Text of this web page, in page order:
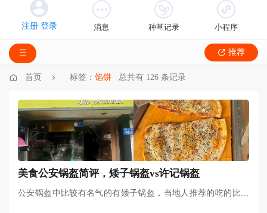
消息 种草记录 小程序
推荐
首页 标签： 馅饼 总共有 126 条记录
美食公安锅盔简评，矮子锅盔vs许记锅盔
公安锅盔中比较有名气的有矮子锅盔，当地人推荐的吃的比较